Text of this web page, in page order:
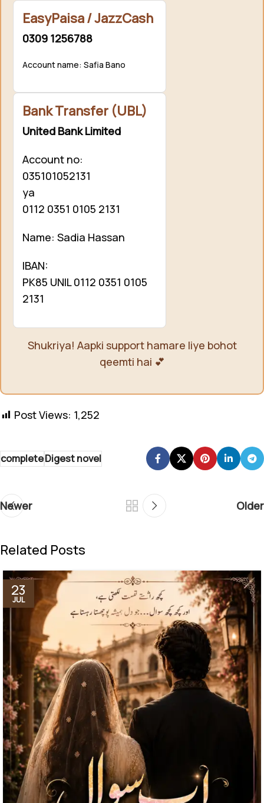
EasyPaisa / JazzCash
0309 1256788
Account name: Safia Bano
Bank Transfer (UBL)
United Bank Limited
Account no:
035101052131
ya
0112 0351 0105 2131
Name: Sadia Hassan
IBAN:
PK85 UNIL 0112 0351 0105
2131
Shukriya! Aapki support hamare liye bohot
qeemti hai 💕
Post Views: 1,252
completeDigest novel
Newer Older
Related Posts
23
JUL